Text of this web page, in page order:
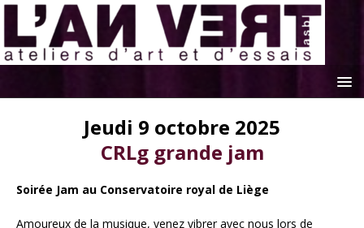
Jeudi 9 octobre 2025
CRLg grande jam
Soirée Jam au Conservatoire royal de Liège
Amoureux de la musique, venez vibrer avec nous lors de